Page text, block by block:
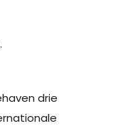
drie